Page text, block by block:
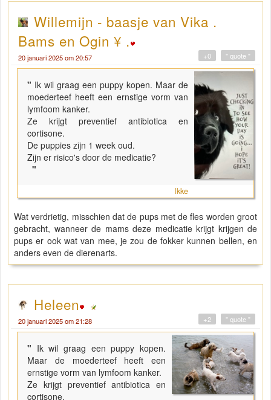
Willemijn - baasje van Vika .
Bams en Ogin ¥ .
20 januari 2025 om 20:57 " quote "
+0
" Ik wil graag een puppy kopen. Maar de
moederteef heeft een ernstige vorm van
lymfoom kanker.
Ze krijgt preventief antibiotica en
cortisone.
De puppies zijn 1 week oud.
Zijn er risico's door de medicatie?
"
Ikke
Wat verdrietig, misschien dat de pups met de fles worden groot
gebracht, wanneer de mams deze medicatie krijgt krijgen de
pups er ook wat van mee, je zou de fokker kunnen bellen, en
anders even de dierenarts.
Heleen
20 januari 2025 om 21:28 " quote "
+2
" Ik wil graag een puppy kopen.
Maar de moederteef heeft een
ernstige vorm van lymfoom kanker.
Ze krijgt preventief antibiotica en
cortisone.